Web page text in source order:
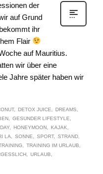
der
auf Grund
ihr
Flair
auf Mauritius.
wir über eine
Jahre später haben wir
DETOX JUICE
DREAMS
GESUNDER LIFESTYLE
HONEYMOON
KAJAK
LA SONNE SPORT
STRAND
TRAINING IM URLAUB
URLAUB